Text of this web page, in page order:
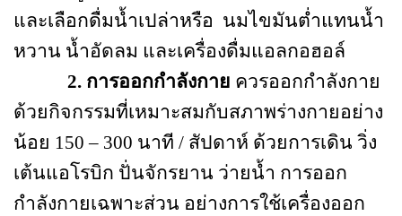
และเลือกดื่มน้ำเปล่าหรือ นมไขมันต่ำแทนน้ำ
หวาน น้ำอัดลม และเครื่องดื่มแอลกอฮอล์
2. การออกกำลังกาย ควรออกกำลังกาย
ด้วยกิจกรรมที่เหมาะสมกับสภาพร่างกายอย่าง
น้อย 150 – 300 นาที / สัปดาห์ ด้วยการเดิน วิ่ง
เต้นแอโรบิก ปั่นจักรยาน ว่ายน้ำ การออก
กำลังกายเฉพาะส่วน อย่างการใช้เครื่องออก